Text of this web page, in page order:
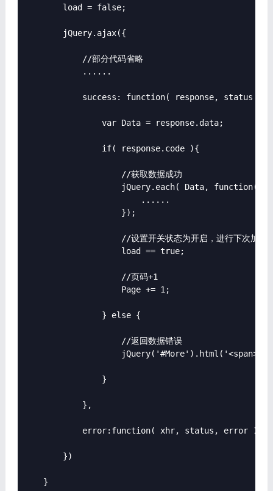
load = false;
jQuery.ajax({
//部分代码省略
......
success: function( response, status ){
var Data = response.data;
if( response.code ){
//获取数据成功
jQuery.each( Data, function(
......
});
//设置开关状态为开启，进行下次加载
load == true;
//页码+1
Page += 1;
} else {
//返回数据错误
jQuery('#More').html('<span>' +
}
},
error:function( xhr, status, error ){
})
}